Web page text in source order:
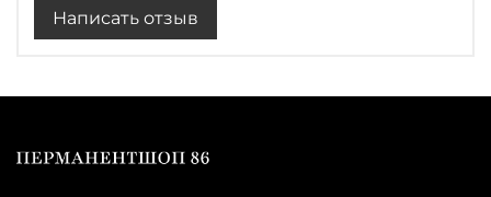
Написать отзыв